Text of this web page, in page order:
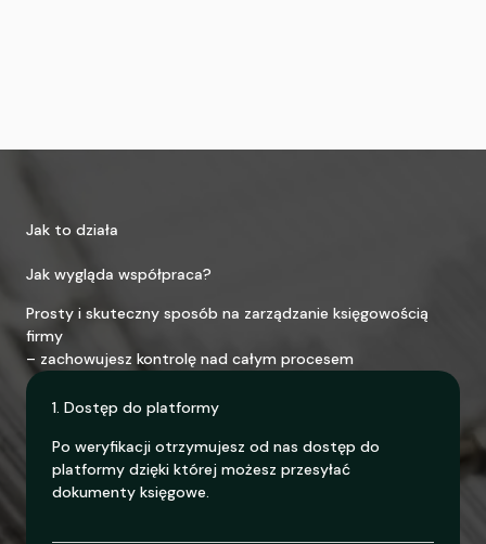
Jak to działa
Jak wygląda współpraca?
Prosty i skuteczny sposób na zarządzanie księgowością
firmy
– zachowujesz kontrolę nad całym procesem
1. Dostęp do platformy
Po weryfikacji otrzymujesz od nas dostęp do
platformy dzięki której możesz przesyłać
dokumenty księgowe.